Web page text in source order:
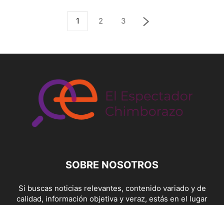
1 2 3
SOBRE NOSOTROS
Si buscas noticias relevantes, contenido variado y de
calidad, información objetiva y veraz, estás en el lugar